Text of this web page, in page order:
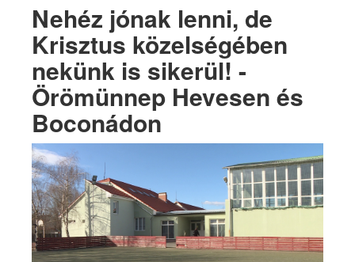
Nehéz jónak lenni, de
Krisztus közelségében
nekünk is sikerül! -
Örömünnep Hevesen és
Boconádon